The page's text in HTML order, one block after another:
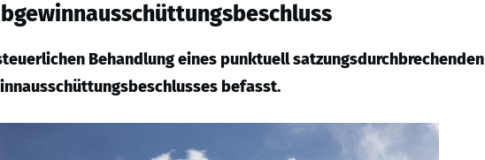
Behandlung eines punktuell satzungsdurchbrechenden
befasst.